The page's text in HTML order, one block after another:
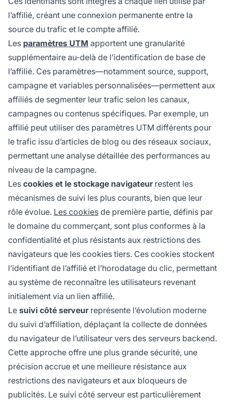
l’affilié, créant une connexion permanente entre la
source du trafic et le compte affilié.
Les paramètres UTM apportent une granularité
supplémentaire au-delà de l’identification de base de
l’affilié. Ces paramètres—notamment source, support,
campagne et variables personnalisées—permettent aux
affiliés de segmenter leur trafic selon les canaux,
campagnes ou contenus spécifiques. Par exemple, un
affilié peut utiliser des paramètres UTM différents pour
le trafic issu d’articles de blog ou des réseaux sociaux,
permettant une analyse détaillée des performances au
niveau de la campagne.
Les cookies et le stockage navigateurrestent les
mécanismes de suivi les plus courants, bien que leur
rôle évolue. Les cookies de première partie, définis par
le domaine du commerçant, sont plus conformes à la
confidentialité et plus résistants aux restrictions des
navigateurs que les cookies tiers. Ces cookies stockent
l’identifiant de l’affilié et l’horodatage du clic, permettant
au système de reconnaître les utilisateurs revenant
initialement via un lien affilié.
Le suivi côté serveurreprésente l’évolution moderne
du suivi d’affiliation, déplaçant la collecte de données
du navigateur de l’utilisateur vers des serveurs backend.
Cette approche offre une plus grande sécurité, une
précision accrue et une meilleure résistance aux
restrictions des navigateurs et aux bloqueurs de
publicités. Le suivi côté serveur est particulièrement